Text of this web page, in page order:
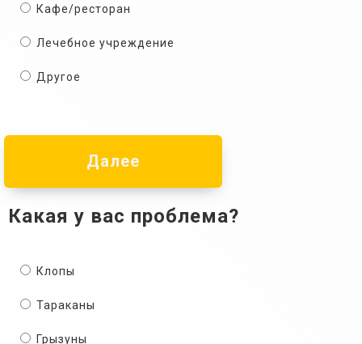
Кафе/ресторан
Лечебное учреждение
Другое
Далее
Какая у вас проблема?
Клопы
Тараканы
Грызуны